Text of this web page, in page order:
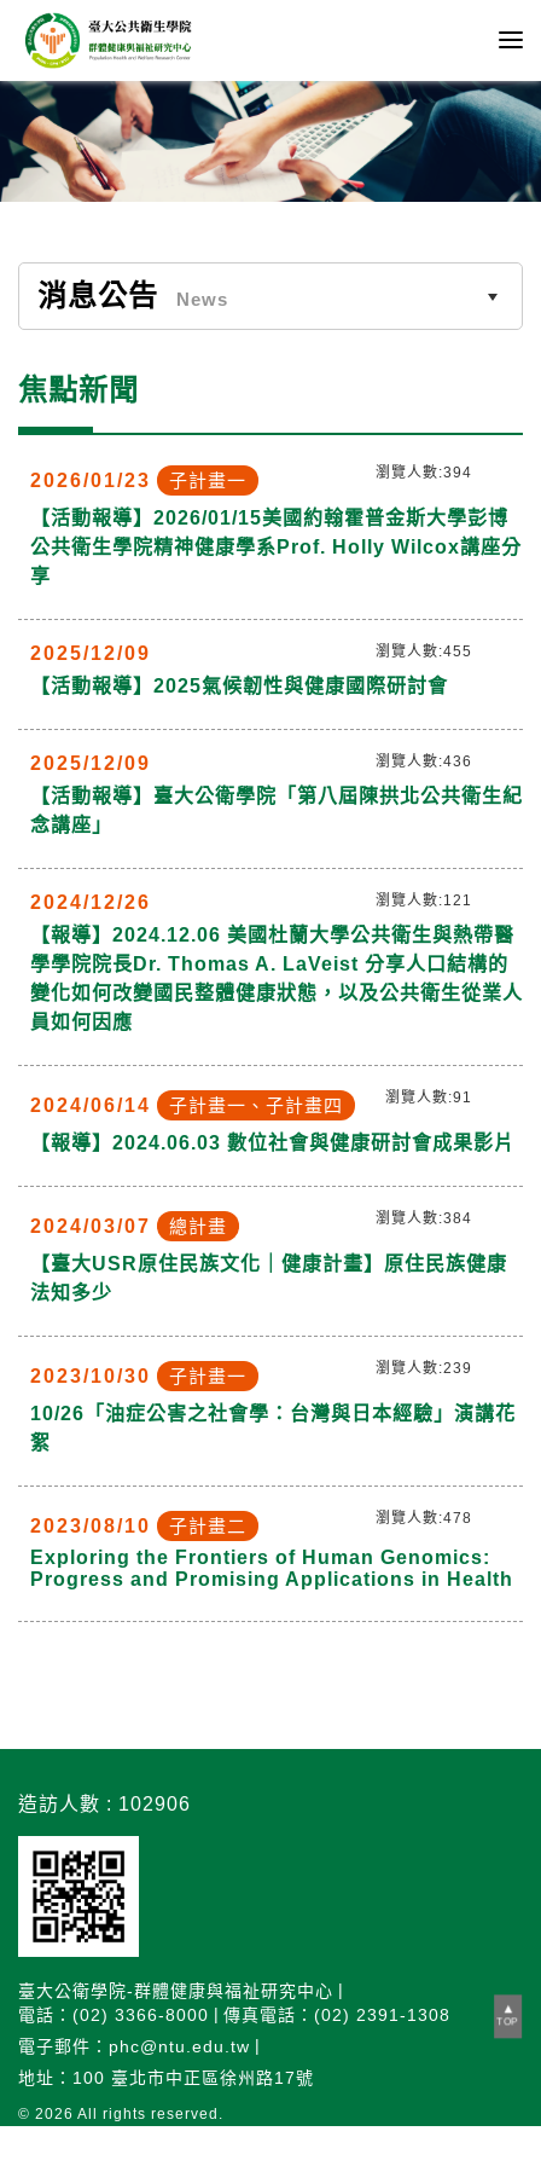
消息公告 News
焦點新聞
2026/01/23
子計畫一
【活動報導】2026/01/15美國約翰霍普金斯大學彭博
公共衛生學院精神健康學系Prof. Holly Wilcox講座分
享
瀏覽人數:394
2025/12/09
【活動報導】2025氣候韌性與健康國際研討會
瀏覽人數:455
2025/12/09
【活動報導】臺大公衛學院「第八屆陳拱北公共衛生紀
念講座」
瀏覽人數:436
2024/12/26
【報導】2024.12.06 美國杜蘭大學公共衛生與熱帶醫
學學院院長Dr. Thomas A. LaVeist 分享人口結構的
變化如何改變國民整體健康狀態，以及公共衛生從業人
員如何因應
瀏覽人數:121
2024/06/14
子計畫一、子計畫四
【報導】2024.06.03 數位社會與健康研討會成果影片
瀏覽人數:91
2024/03/07
總計畫
【臺大USR原住民族文化｜健康計畫】原住民族健康
法知多少
瀏覽人數:384
2023/10/30
子計畫一
10/26「油症公害之社會學：台灣與日本經驗」演講花
絮
瀏覽人數:239
2023/08/10
子計畫二
Exploring the Frontiers of Human Genomics:
Progress and Promising Applications in Health
瀏覽人數:478
TOP
造訪人數 : 102906
臺大公衛學院-群體健康與福祉研究中心
電話：(02) 3366-8000
傳真電話：(02) 2391-1308
電子郵件：phc@ntu.edu.tw
地址：100 臺北市中正區徐州路17號
© 2026 All rights reserved.